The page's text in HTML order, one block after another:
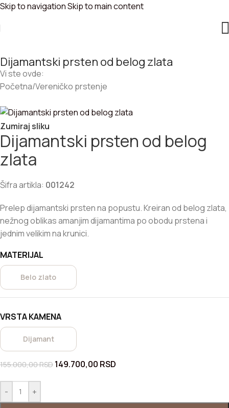
Skip to navigationSkip to main content
Dijamantski prsten od belog zlata
Vi ste ovde:
Početna/Vereničko prstenje
Zumiraj sliku
Dijamantski prsten od belog
zlata
Šifra artikla: 001242
Prelep dijamantski prsten na popustu. Kreiran od belog zlata,
nežnog oblikas amanjim dijamantima po obodu prstena i
jednim velikim na krunici.
MATERIJAL
Belo zlato
VRSTA KAMENA
Dijamant
155.000,00RSD 149.700,00 RSD
- +